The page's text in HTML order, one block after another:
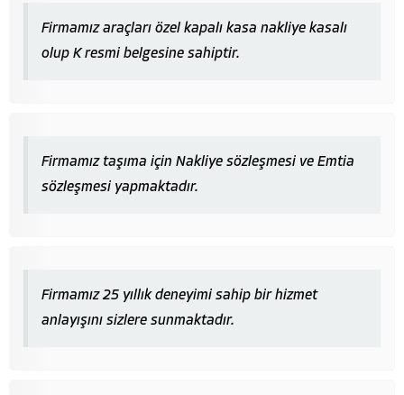
Firmamız araçları özel kapalı kasa nakliye kasalı
olup K resmi belgesine sahiptir.
Firmamız taşıma için Nakliye sözleşmesi ve Emtia
sözleşmesi yapmaktadır.
Firmamız 25 yıllık deneyimi sahip bir hizmet
anlayışını sizlere sunmaktadır.